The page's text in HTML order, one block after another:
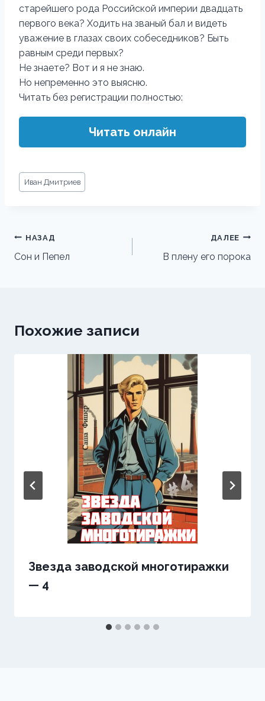
старейшего рода Российской империи двадцать
первого века? Ходить на званый бал и видеть
уважение в глазах своих собеседников? Быть
равным среди первых?
Не знаете? Вот и я не знаю.
Но непременно это выясню.
Читать без регистрации полностью:
Читать онлайн
Метки
записи:
Иван Дмитриев
Навигация
по
НАЗАД
Сон и Пепел
ДАЛЕЕ
В плену его порока
Похожие записи
Звезда заводской многотиражки
— 4